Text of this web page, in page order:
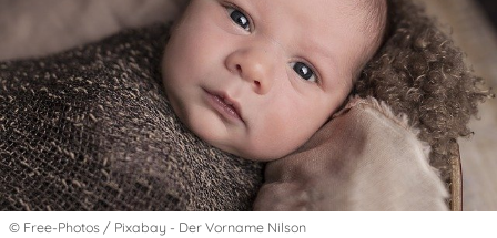
© Free-Photos / Pixabay - Der Vorname Nilson